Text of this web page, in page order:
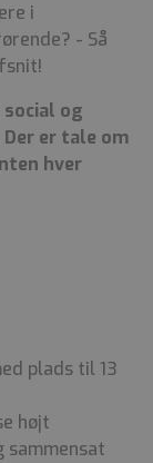
i
- Så
og
er tale om
hver
plads til 13
højt